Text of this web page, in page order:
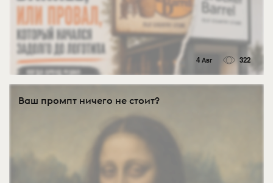
4 Авг 322
Ваш промпт ничего не стоит?